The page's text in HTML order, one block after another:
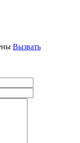
Вызвать